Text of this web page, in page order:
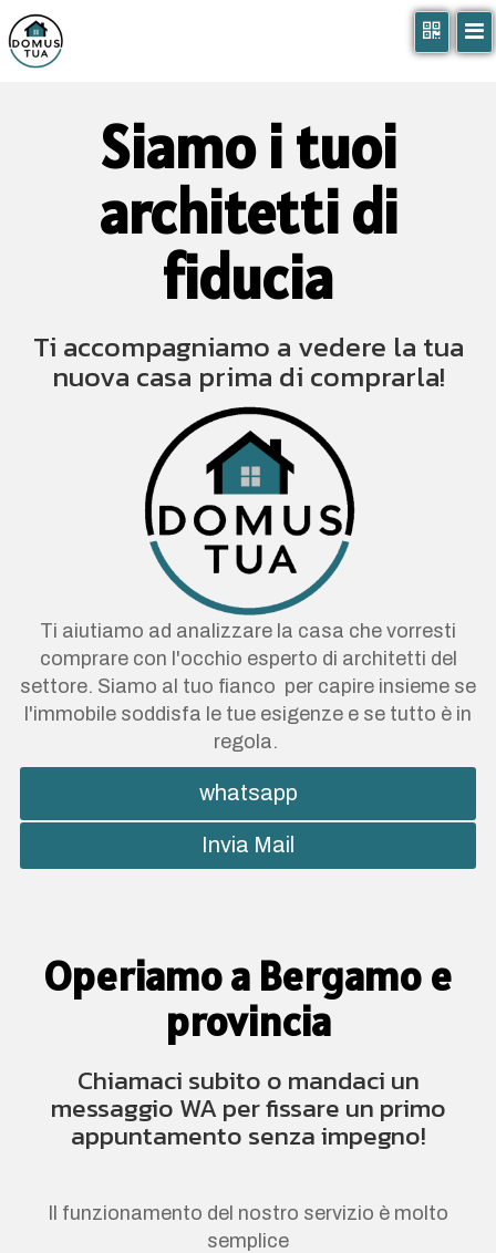
Siamo i tuoi
architetti di
fiducia
Ti accompagniamo a vedere la tua
nuova casa prima di comprarla!
Ti aiutiamo ad analizzare la casa che vorresti
comprare con l'occhio esperto di architetti del
settore. Siamo al tuo fianco per capire insieme se
l'immobile soddisfa le tue esigenze e se tutto è in
regola.
whatsapp
Invia Mail
Operiamo a Bergamo e
provincia
Chiamaci subito o mandaci un
messaggio WA per fissare un primo
appuntamento senza impegno!
Il funzionamento del nostro servizio è molto
semplice